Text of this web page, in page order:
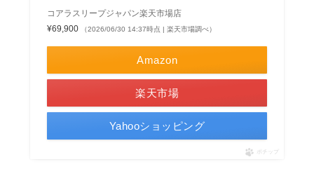
コアラスリープジャパン楽天市場店
¥69,900
（2026/06/30 14:37時点 | 楽天市場調べ）
Amazon
楽天市場
Yahooショッピング
ポチップ